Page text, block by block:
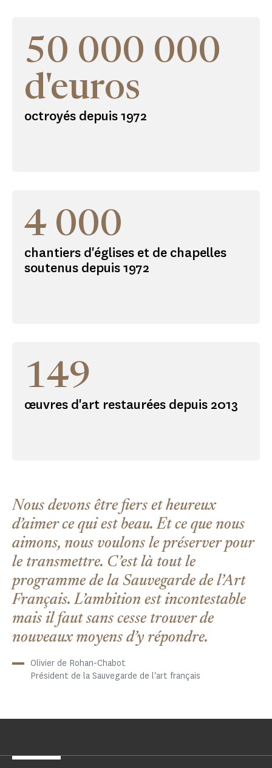
50 000 000
d'euros
octroyés depuis 1972
4 000
chantiers d'églises et de chapelles
soutenus depuis 1972
149
œuvres d'art restaurées depuis 2013
Nous devons être fiers et heureux
d’aimer ce qui est beau. Et ce que nous
aimons, nous voulons le préserver pour
le transmettre. C’est là tout le
programme de la Sauvegarde de l’Art
Français. L’ambition est incontestable
mais il faut sans cesse trouver de
nouveaux moyens d’y répondre.
Olivier de Rohan-Chabot
Président de la Sauvegarde de l'art français